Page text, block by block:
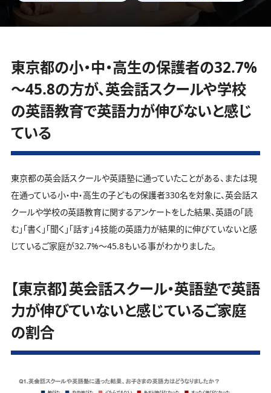
東京都の小・中・高生の保護者の32.7%
～45.8の方が、英会話スクールや学校
の英語教育で英語力が伸びないと感じ
ている
東京都の英会話スクールや英語塾に通っていたことがある、または現
在通っている小・中・高生の子どもの保護者330名を対象に、英会話ス
クールや学校の英語教育に関するアンケートをした結果、英語の「読
む」「書く」「聞く」「話す」４技能の英語力が結果的に伸びていないと感
じているご家庭が32.7%～45.8もいる事がわかりました。
【東京都】英会話スクール・英語塾で英語
力が伸びていないと感じているご家庭
の割合